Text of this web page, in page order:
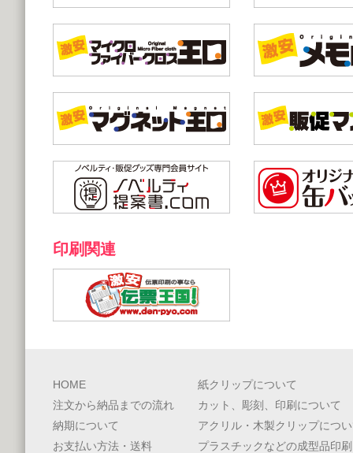
印刷関連
HOME
注文から納品までの流れ
納期について
お支払い方法・送料
紙クリップについて
カット、彫刻、印刷について
アクリル・木製クリップにつ
プラスチックなどの成型品印